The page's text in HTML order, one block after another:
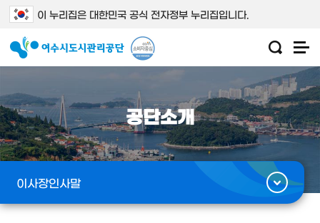
이 누리집은 대한민국 공식 전자정부 누리집입니다.
공단소개
이사장인사말